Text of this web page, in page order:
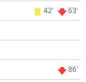
42' 63'
86'